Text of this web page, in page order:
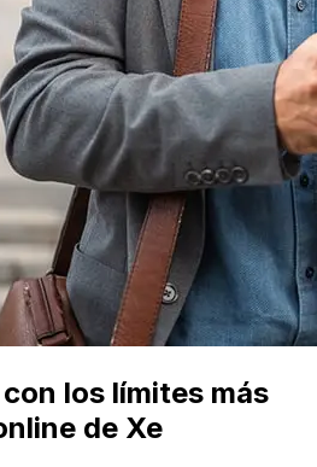
los límites más
de Xe